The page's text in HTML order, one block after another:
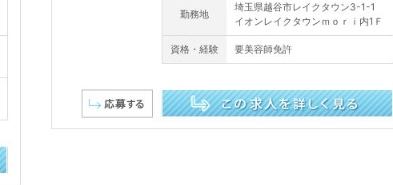
勤務地
埼玉県越谷市レイクタウン3-1-1
イオンレイクタウンｍｏｒｉ内1Ｆ
資格・経験 要美容師免許